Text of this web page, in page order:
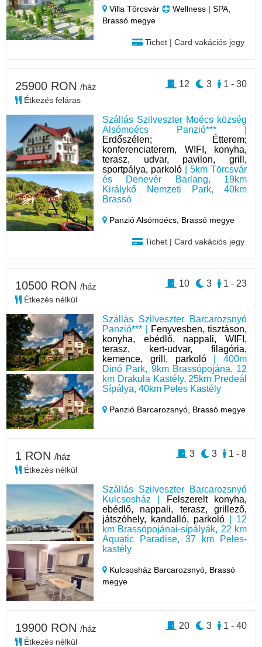
Villa Törcsvár
Wellness | SPA,
Brassó megye
Tichet | Card vakációs jegy
Szállás Szilveszter Moécs község
Alsómoécs Panzió*** |
Erdőszélen; Étterem;
konferenciaterem, WIFI, konyha,
terasz, udvar, pavilon, grill,
sportpálya, parkoló | 5km Törcsvár
és Denevér Barlang, 19km
Királykő Nemzeti Park, 40km
Brassó
Panzió Alsómoécs, Brassó megye
Tichet | Card vakációs jegy
25900 RON /ház
Étkezés feláras
1 - 30
3
12
Szállás Szilveszter Barcarozsnyó
Panzió*** |
Fenyvesben, tisztáson,
konyha, ebédlő, nappali, WIFI,
terasz, kert-udvar, filagória,
kemence, grill, parkoló| 400m
Dinó Park, 9km Brassópojána, 12
km Drakula Kastély, 25km Predeál
Sípálya, 40km Peles Kastély
Panzió Barcarozsnyó, Brassó megye
10500 RON /ház
Étkezés nélkül
1 - 23
3
10
Szállás Szilveszter Barcarozsnyó
Kulcsosház |
Felszerelt konyha,
ebédlő, nappali, terasz, grillező,
játszóhely, kandalló, parkoló | 12
km Brassópojánai-sípályák, 22 km
Aquatic Paradise, 37 km Peles-
kastély
Kulcsosház Barcarozsnyó, Brassó
megye
1 RON /ház
Étkezés nélkül
1 - 8
3
3
19900 RON /ház
Étkezés nélkül
1 - 40
3
20